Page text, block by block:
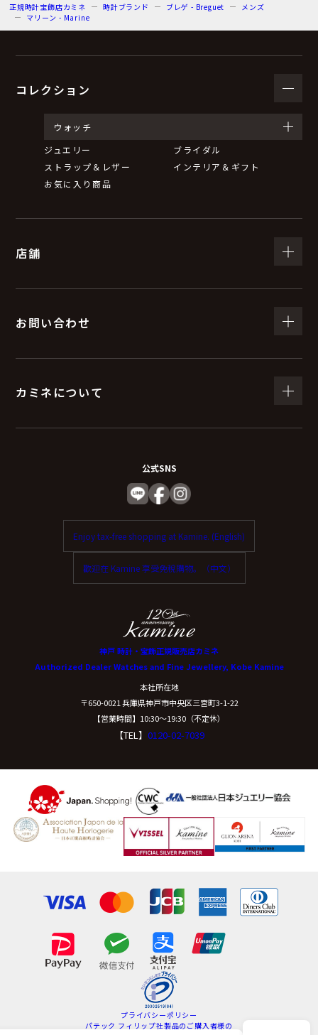
正規時計宝飾店カミネ 時計ブランド ブレゲ - Breguet
メンズ
マリーン - Marine
コレクション
ウォッチ
ジュエリー
ブライダル
ストラップ＆レザー
インテリア＆ギフト
お気に入り商品
店舗
お問い合わせ
カミネについて
公式SNS
Enjoy tax-free shopping at Kamine. (English)
歡迎在 Kamine 享受免稅購物。（中文）
神戸 時計・宝飾正規販売店カミネ
Authorized Dealer Watches and Fine Jewellery, Kobe Kamine
本社所在地
〒650-0021 兵庫県神戸市中央区三宮町3-1-22
【営業時間】10:30〜19:30（不定休）
【TEL】 0120-02-7039
プライバシーポリシー
パテック フィリップ社製品のご購入者様の